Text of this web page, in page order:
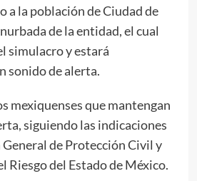
a la población de Ciudad de
de la entidad, el cual
simulacro y estará
sonido de alerta.
mexiquenses que mantengan
siguiendo las indicaciones
de Protección Civil y
Riesgo del Estado de México.